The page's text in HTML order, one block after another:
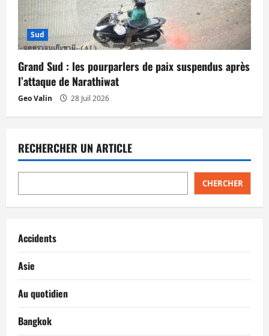
Sud
Grand Sud : les pourparlers de paix suspendus après
l’attaque de Narathiwat
Geo Valin 28 Juil 2026
RECHERCHER UN ARTICLE
CHERCHER
Accidents
Asie
Au quotidien
Bangkok